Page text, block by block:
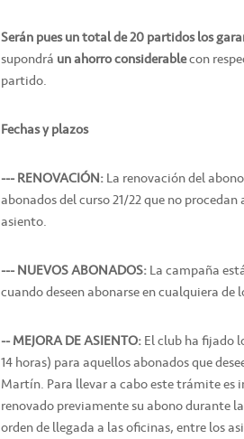
Serán pues un total de 20 partidos los
supondrá un ahorro considerablecon
partido.
Fechas y plazos
--- RENOVACIÓN:La renovación del
abonados del curso 21/22 que no
asiento.
--- NUEVOS ABONADOS:La campaña
cuando deseen abonarse en cualquiera de
-- MEJORA DE ASIENTO:El club ha fijado
14 horas) para aquellos abonados que
Martín. Para llevar a cabo este trámite es
renovado previamente su abono durante
orden de llegada a las oficinas, entre los